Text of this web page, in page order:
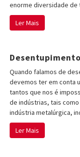
enorme diversidade de
Ler Mais
Quando falamos de
devemos ter em conta
tantos que nos é
de indústrias, tais
indústria metalúrgica,
Ler Mais